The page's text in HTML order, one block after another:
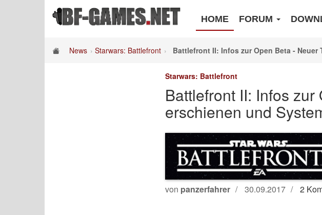
HOME FORUM
News Starwars: Battlefront Battlefront II: Infos zur Open Beta -
Starwars: Battlefront
Battlefront II: Infos
erschienen und
von panzerfahrer 30.09.2017 2